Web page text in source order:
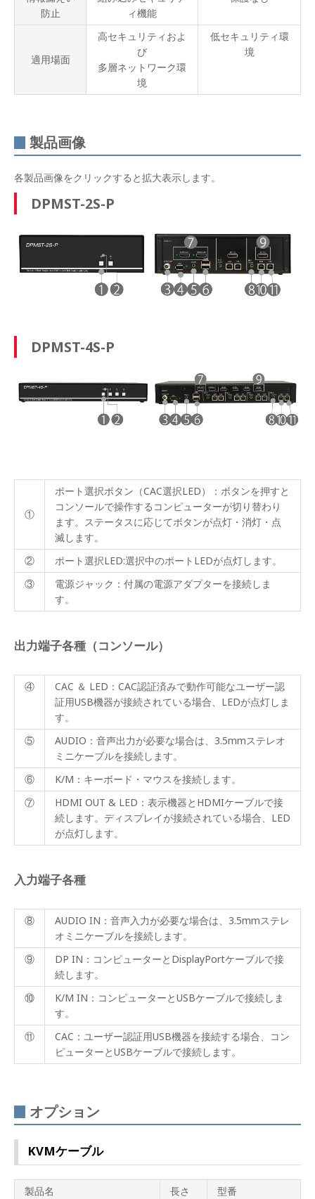
防止
ィ機能
適用場面
高セキュリティおよ
び
多層ネットワーク環
境
低セキュリティ環
境
製品画像
各製品画像をクリックすると拡大表示します。
DPMST-2S-P
DPMST-4S-P
①
ポート選択ボタン（CAC選択LED）：ボタンを押すと
コンソールで操作するコンピューターが切り替わり
ます。ステータスに応じてボタンが点灯・消灯・点
滅します。
②
ポート選択LED:選択中のポートLEDが点灯します。
③
電源ジャック：付属の電源アダプターを接続しま
す。
出力端子各種（コンソール）
④
CAC ＆ LED：CAC認証済みで動作可能なユーザー認
証用USB機器が接続されている場合、LEDが点灯しま
す。
⑤
AUDIO：音声出力が必要な場合は、3.5mmステレオ
ミニケーブルを接続します。
⑥
K/M：キーボード・マウスを接続します。
⑦
HDMI OUT & LED：表示機器とHDMIケーブルで接
続します。ディスプレイが接続されている場合、LED
が点灯します。
入力端子各種
⑧
AUDIO IN：音声入力が必要な場合は、3.5mmステレ
オミニケーブルを接続します。
⑨
DP IN：コンピューターとDisplayPortケーブルで接
続します。
⑩
K/M IN：コンピューターとUSBケーブルで接続しま
す。
⑪
CAC：ユーザー認証用USB機器を接続する場合、コン
ピューターとUSBケーブルで接続します。
オプション
KVMケーブル
製品名 長さ 型番